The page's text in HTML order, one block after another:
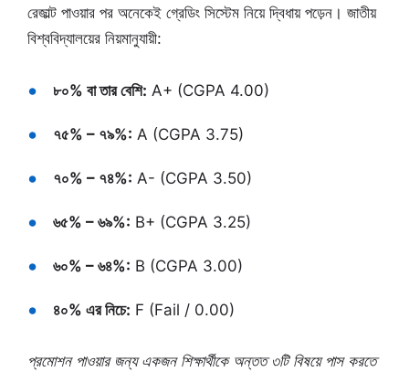
রেজাল্ট পাওয়ার পর অনেকেই গ্রেডিং সিস্টেম নিয়ে দ্বিধায় পড়েন। জাতীয়
বিশ্ববিদ্যালয়ের নিয়মানুযায়ী:
৮০% বা তার বেশি: A+ (CGPA 4.00)
৭৫% – ৭৯%: A (CGPA 3.75)
৭০% – ৭৪%: A- (CGPA 3.50)
৬৫% – ৬৯%: B+ (CGPA 3.25)
৬০% – ৬৪%: B (CGPA 3.00)
৪০% এর নিচে: F (Fail / 0.00)
প্রমোশন পাওয়ার জন্য একজন শিক্ষার্থীকে অন্তত ৩টি বিষয়ে পাস করতে